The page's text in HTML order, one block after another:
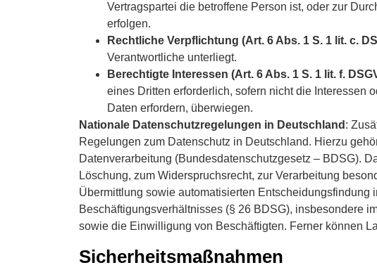
Vertragspartei die betroffene Person ist, oder zur
erfolgen.
Rechtliche Verpflichtung (Art. 6 Abs. 1 S. 1 lit. c.
Verantwortliche unterliegt.
Berechtigte Interessen (Art. 6 Abs. 1 S. 1 lit. f.
eines Dritten erforderlich, sofern nicht die Interessen
Daten erfordern, überwiegen.
Nationale Datenschutzregelungen in Deutschland :
Regelungen zum Datenschutz in Deutschland. Hierzu
Datenverarbeitung (Bundesdatenschutzgesetz – BDSG).
Löschung, zum Widerspruchsrecht, zur Verarbeitung
Übermittlung sowie automatisierten
Beschäftigungsverhältnisses (§ 26 BDSG), insbesondere
sowie die Einwilligung von Beschäftigten. Ferner können
Sicherheitsmaßnahmen